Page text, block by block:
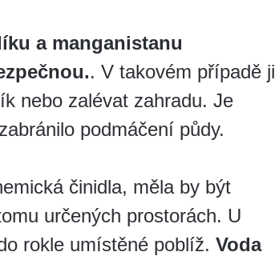
a manganistanu
. V takovém případě ji
nebo zalévat zahradu. Je
podmáčení půdy.
činidla, měla by být
určených prostorách. U
rokle umístěné poblíž. Voda